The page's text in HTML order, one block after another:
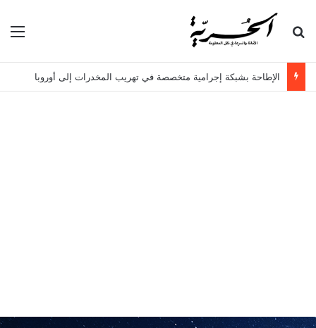
بحث عن
الإطاحة بشبكة إجرامية متخصصة في تهريب المخدرات إلى أوروبا